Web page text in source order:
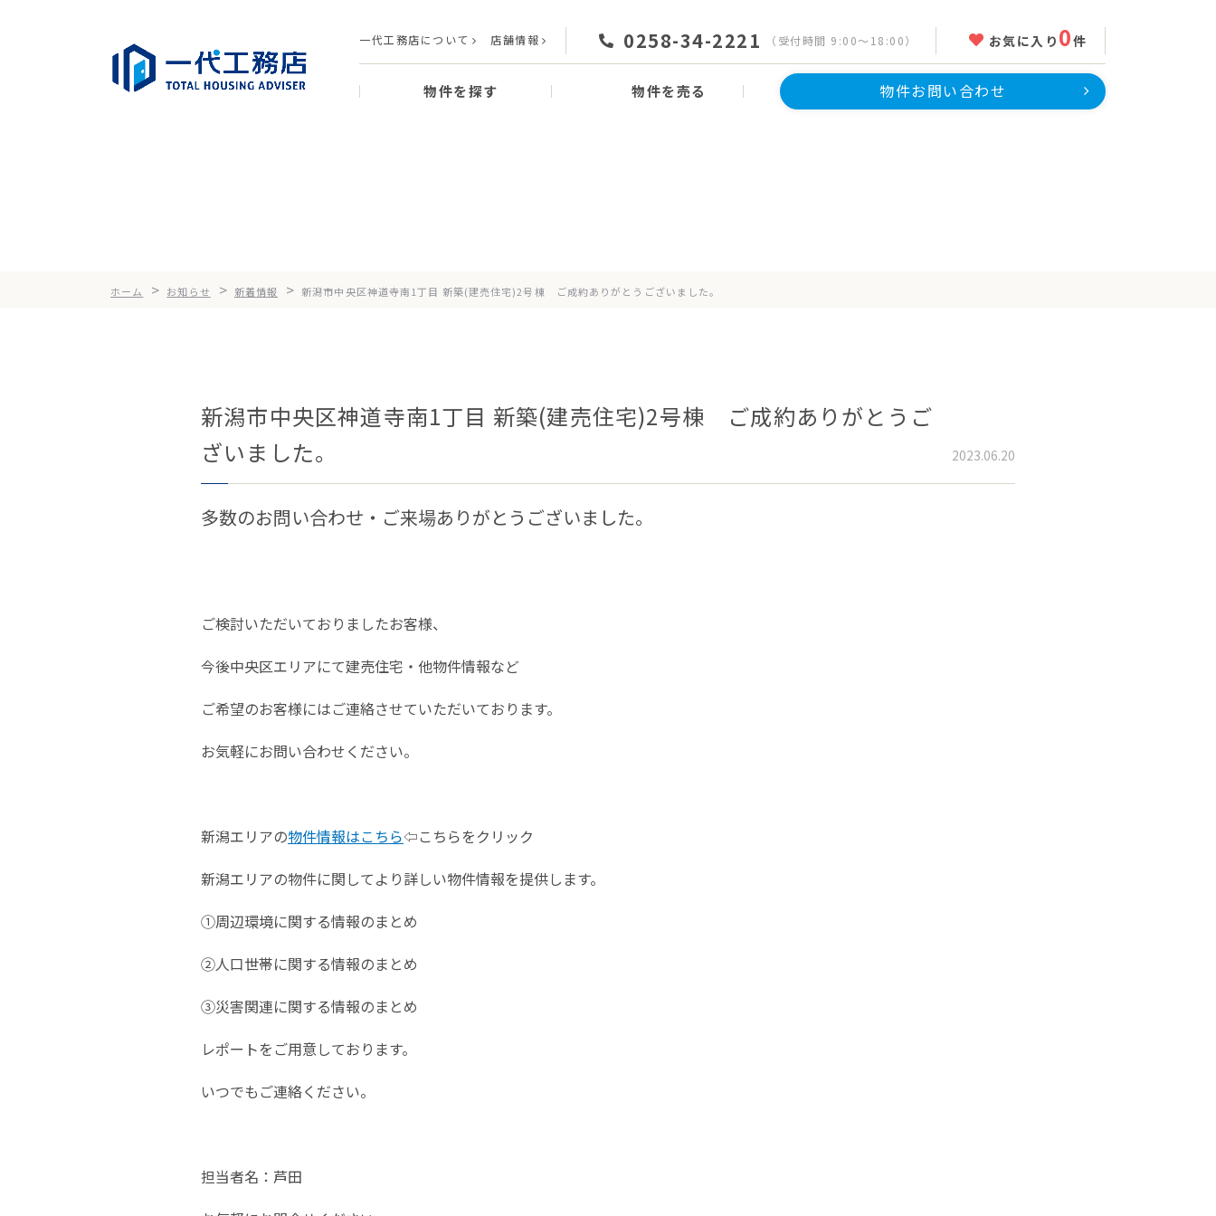
一代工務店について 店舗情報 0258-34-2221 （受付時間 9:00～18:00） お気に入り 0件
物件を探す 物件を売る 物件お問い合わせ
ホーム > お知らせ > 新着情報 > 新潟市中央区神道寺南1丁目 新築(建売住宅)2号棟 ご成約ありがとうございました。
新潟市中央区神道寺南1丁目 新築(建売住宅)2号棟 ご成約ありがとうご
ざいました。
2023.06.20
多数のお問い合わせ・ご来場ありがとうございました。
ご検討いただいておりましたお客様、
今後中央区エリアにて建売住宅・他物件情報など
ご希望のお客様にはご連絡させていただいております。
お気軽にお問い合わせください。
新潟エリアの物件情報はこちら⇦こちらをクリック
新潟エリアの物件に関してより詳しい物件情報を提供します。
①周辺環境に関する情報のまとめ
②人口世帯に関する情報のまとめ
③災害関連に関する情報のまとめ
レポートをご用意しております。
いつでもご連絡ください。
担当者名：芦田